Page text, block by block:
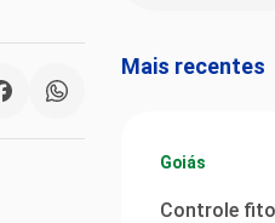
Mais recentes
Goiás
Controle